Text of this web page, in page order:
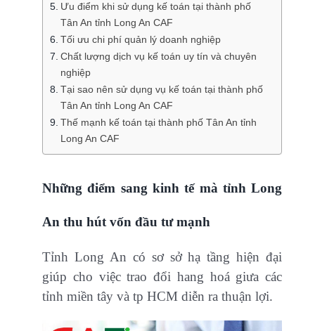
Ưu điểm khi sử dụng kế toán tại thành phố
Tân An tỉnh Long An CAF
Tối ưu chi phí quản lý doanh nghiệp
Chất lượng dịch vụ kế toán uy tín và chuyên
nghiệp
Tại sao nên sử dụng vụ kế toán tại thành phố
Tân An tỉnh Long An CAF
Thế mạnh kế toán tại thành phố Tân An tỉnh
Long An CAF
Những điểm sang kinh tế mà tỉnh Long
An thu hút vốn đầu tư mạnh
Tỉnh Long An có sơ sở hạ tầng hiện đại
giúp cho việc trao đổi hang hoá giưa các
tỉnh miền tây và tp HCM diễn ra thuận lợi.